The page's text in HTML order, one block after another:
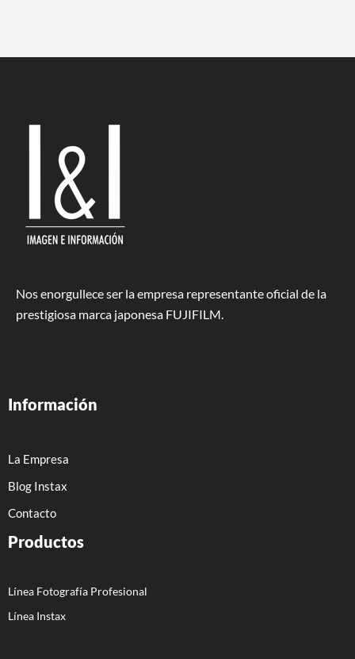
Nos enorgullece ser la empresa representante oficial de la
prestigiosa marca japonesa FUJIFILM.
Información
La Empresa
Blog Instax
Contacto
Productos
Línea Fotografía Profesional
Línea Instax